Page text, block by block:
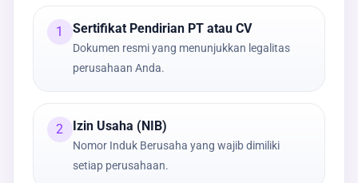
1 Sertifikat Pendirian PT atau CV
Dokumen resmi yang menunjukkan legalitas
perusahaan Anda.
2 Izin Usaha (NIB)
Nomor Induk Berusaha yang wajib dimiliki
setiap perusahaan.